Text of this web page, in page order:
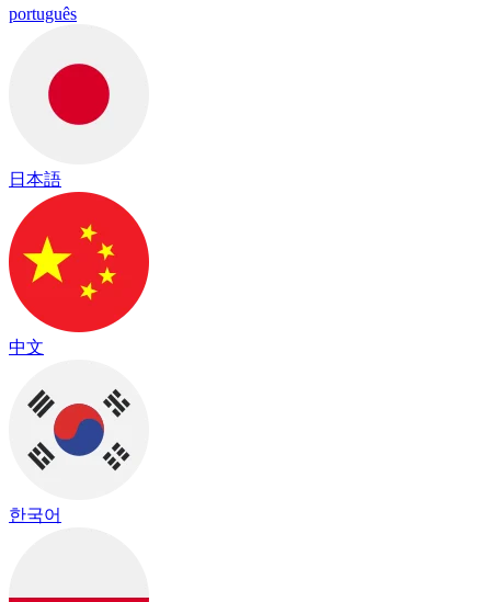
português
日本語
中文
한국어